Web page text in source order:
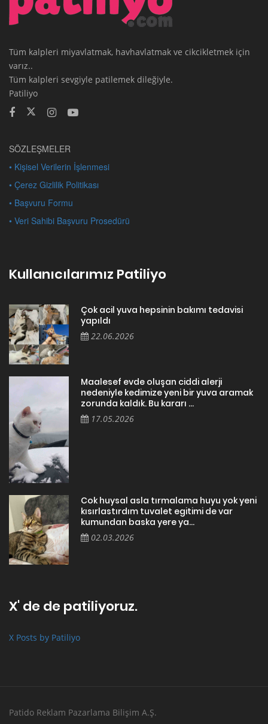
Tüm kalpleri miyavlatmak, havhavlatmak ve cikcikletmek için
varız..
Tüm kalpleri sevgiyle patilemek dileğiyle.
Patiliyo
SÖZLEŞMELER
• Kişisel Verilerin İşlenmesi
• Çerez Gizlilik Politikası
• Başvuru Formu
• Veri Sahibi Başvuru Prosedürü
Kullanıcılarımız Patiliyo
Çok acil yuva hepsinin bakımı tedavisi
yapıldı
22.06.2026
Maalesef evde oluşan ciddi alerji
nedeniyle kedimize yeni bir yuva aramak
zorunda kaldık. Bu kararı ...
17.05.2026
Cok huysal asla tırmalama huyu yok yeni
kısırlastırdım tuvalet egitimi de var
kumundan baska yere ya...
02.03.2026
X' de de patiliyoruz.
X Posts by Patiliyo
Patido Reklam Pazarlama Bilişim A.Ş.